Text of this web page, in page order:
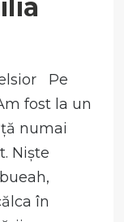
Pe
fost la un
numai
Niște
în